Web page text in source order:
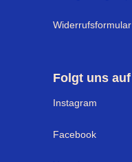
Widerrufsformular
Folgt uns auf
Instagram
Facebook